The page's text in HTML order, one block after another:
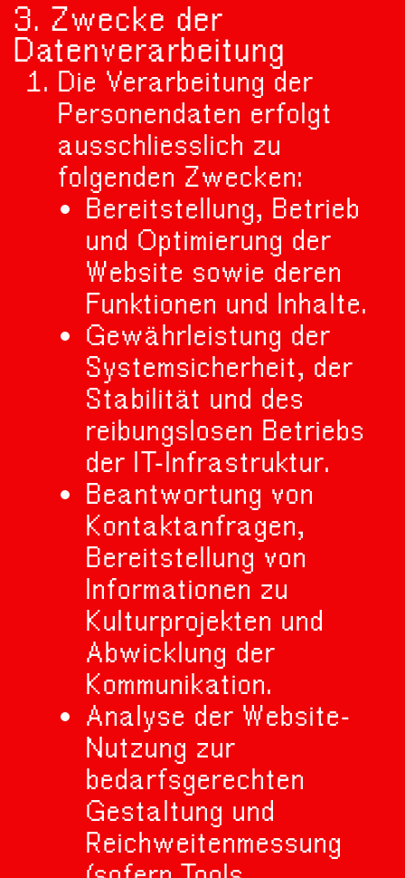
3. Zwecke der
Datenverarbeitung
Die Verarbeitung der
Personendaten erfolgt
ausschliesslich zu
folgenden Zwecken:
Bereitstellung, Betrieb
und Optimierung der
Website sowie deren
Funktionen und Inhalte.
Gewährleistung der
Systemsicherheit, der
Stabilität und des
reibungslosen Betriebs
der IT-Infrastruktur.
Beantwortung von
Kontaktanfragen,
Bereitstellung von
Informationen zu
Kulturprojekten und
Abwicklung der
Kommunikation.
Analyse der Website-
Nutzung zur
bedarfsgerechten
Gestaltung und
Reichweitenmessung